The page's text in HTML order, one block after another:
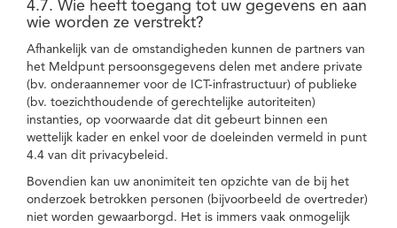
4.7. Wie heeft toegang tot uw gegevens en aan
wie worden ze verstrekt?
Afhankelijk van de omstandigheden kunnen de partners van
het Meldpunt persoonsgegevens delen met andere private
(bv. onderaannemer voor de ICT-infrastructuur) of publieke
(bv. toezichthoudende of gerechtelijke autoriteiten)
instanties, op voorwaarde dat dit gebeurt binnen een
wettelijk kader en enkel voor de doeleinden vermeld in punt
4.4 van dit privacybeleid.
Bovendien kan uw anonimiteit ten opzichte van de bij het
onderzoek betrokken personen (bijvoorbeeld de overtreder)
niet worden gewaarborgd. Het is immers vaak onmogelijk